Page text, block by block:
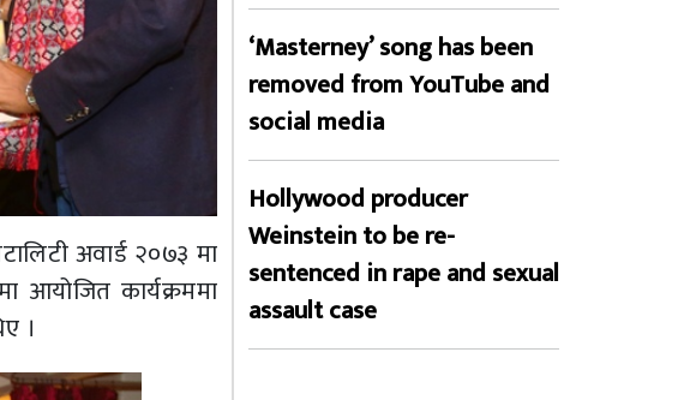
अवार्ड २०७३ मा
आयोजित कार्यक्रममा
।
‘Masterney’ song has been
removed from YouTube and
social media
Hollywood producer
Weinstein to be re-
sentenced in rape and sexual
assault case